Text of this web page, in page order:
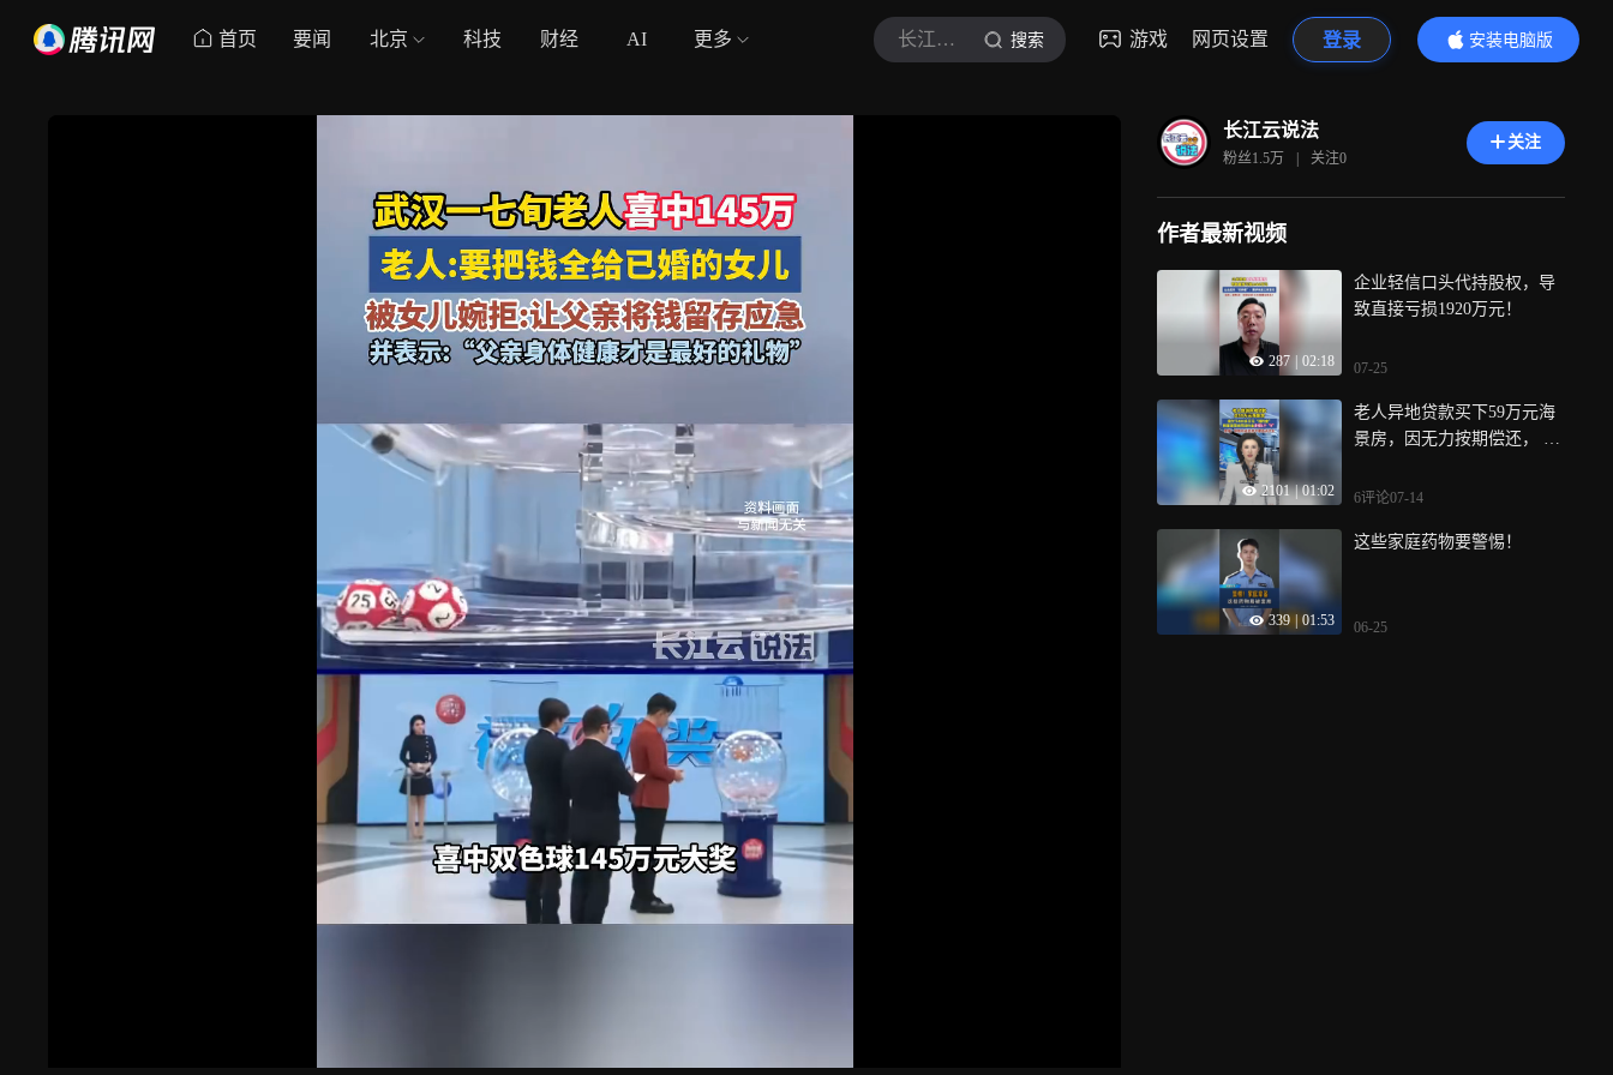
首页 要闻 北京 科技 财经 AI 更多 长江云说法 搜索 游戏 网页设置 登录
安装电脑版
内容更精彩
长江云说法
粉丝1.5万 | 关注0
关注
作者最新视频
287 02:18
企业轻信口头代持股权，导
致直接亏损1920万元！
07-25
2101 | 01:02
老人异地贷款买下59万元海
景房，因无力按期偿还， 被
6评论07-14
339 01:53
这些家庭药物要警惕！
06-25